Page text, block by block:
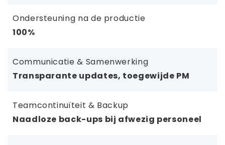
Ondersteuning na de productie
100%
Communicatie & Samenwerking
Transparante updates, toegewijde PM
Teamcontinuïteit & Backup
Naadloze back-ups bij afwezig personeel